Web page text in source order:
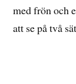
med frön och
att se på två